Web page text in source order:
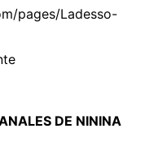
pages/Ladesso-
DE NININA